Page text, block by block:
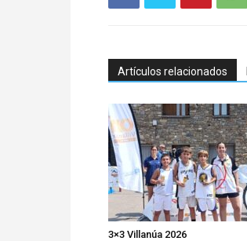
Artículos relacionados
3×3 Villanúa 2026